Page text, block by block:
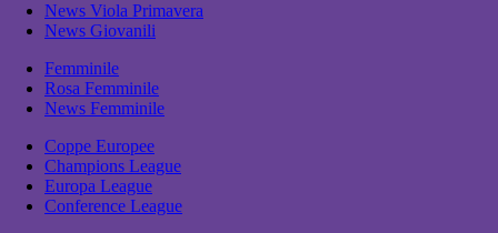
News Viola Primavera
News Giovanili
Femminile
Rosa Femminile
News Femminile
Coppe Europee
Champions League
Europa League
Conference League